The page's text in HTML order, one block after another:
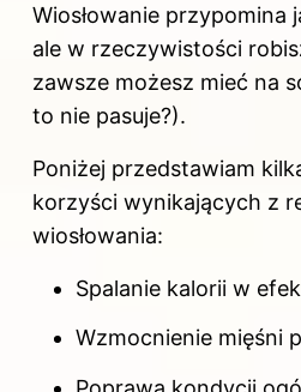
Wiosłowanie przypomina
ale w rzeczywistości
zawsze możesz mieć na
to nie pasuje?).
Poniżej przedstawiam
korzyści wynikających z
wiosłowania:
Spalanie kalorii w
Wzmocnienie mięśni